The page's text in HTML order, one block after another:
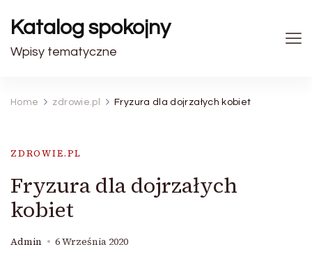
Katalog spokojny
Wpisy tematyczne
Home zdrowie.pl Fryzura dla dojrzałych kobiet
ZDROWIE.PL
Fryzura dla dojrzałych
kobiet
Admin 6 Września 2020